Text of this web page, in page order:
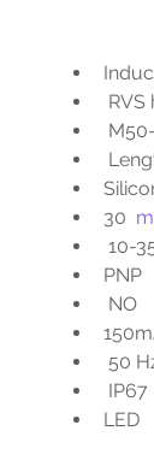
RVS
30
10-
PNP
NO
50
IP67
LED